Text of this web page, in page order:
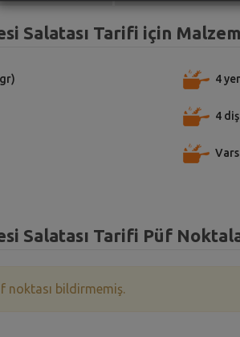
Salatası Tarifi için
4
4
Salatası Tarifi Püf
noktası bildirmemiş.